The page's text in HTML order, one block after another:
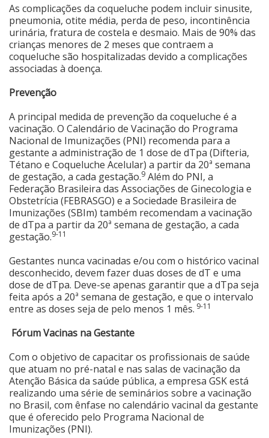
As complicações da coqueluche podem incluir sinusite,
pneumonia, otite média, perda de peso, incontinência
urinária, fratura de costela e desmaio. Mais de 90% das
crianças menores de 2 meses que contraem a
coqueluche são hospitalizadas devido a complicações
associadas à doença.
Prevenção
A principal medida de prevenção da coqueluche é a
vacinação. O Calendário de Vacinação do Programa
Nacional de Imunizações (PNI) recomenda para a
gestante a administração de 1 dose de dTpa (Difteria,
Tétano e Coqueluche Acelular) a partir da 20ª semana
de gestação, a cada gestação.9 Além do PNI, a
Federação Brasileira das Associações de Ginecologia e
Obstetrícia (FEBRASGO) e a Sociedade Brasileira de
Imunizações (SBIm) também recomendam a vacinação
de dTpa a partir da 20ª semana de gestação, a cada
gestação.9-11
Gestantes nunca vacinadas e/ou com o histórico vacinal
desconhecido, devem fazer duas doses de dT e uma
dose de dTpa. Deve-se apenas garantir que a dTpa seja
feita após a 20ª semana de gestação, e que o intervalo
entre as doses seja de pelo menos 1 mês. 9-11
Fórum Vacinas na Gestante
Com o objetivo de capacitar os profissionais de saúde
que atuam no pré-natal e nas salas de vacinação da
Atenção Básica da saúde pública, a empresa GSK está
realizando uma série de seminários sobre a vacinação
no Brasil, com ênfase no calendário vacinal da gestante
que é oferecido pelo Programa Nacional de
Imunizações (PNI).